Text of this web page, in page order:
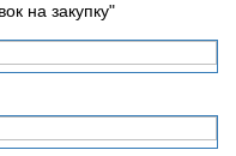
на закупку"